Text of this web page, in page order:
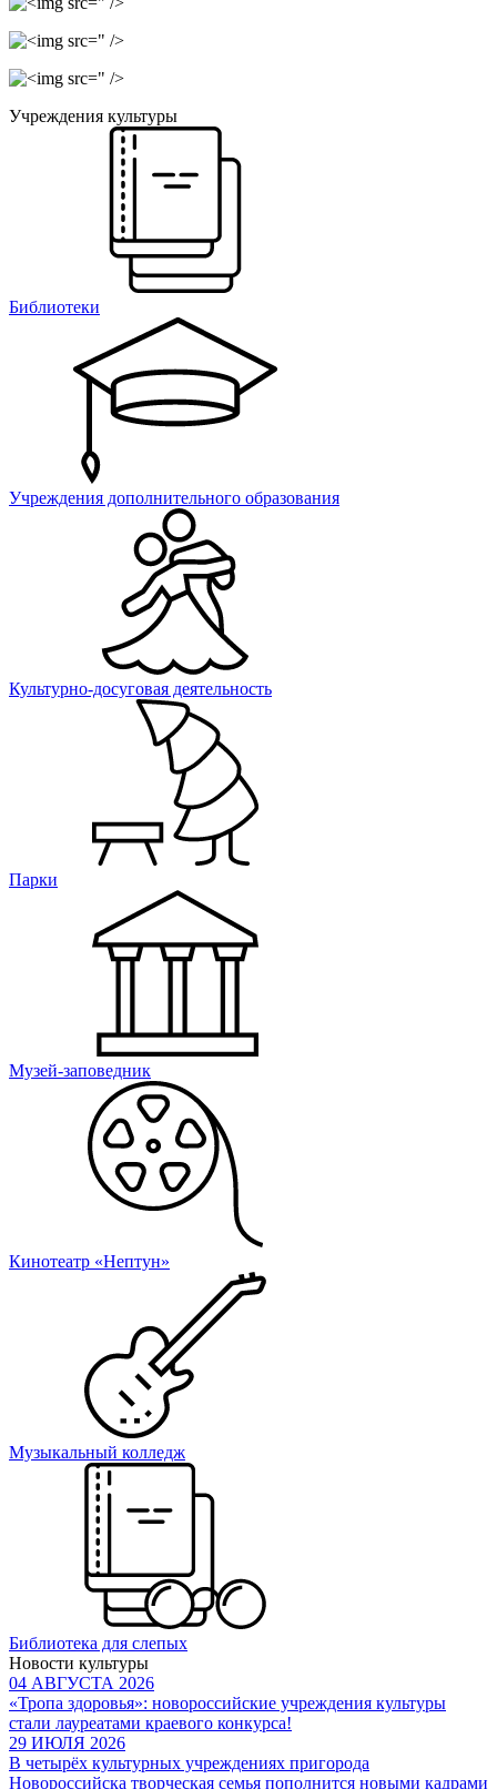
" />
" />
Учреждения культуры
Библиотеки
Учреждения дополнительного образования
Культурно-досуговая деятельность
Парки
Музей-заповедник
Кинотеатр «Нептун»
Музыкальный колледж
Библиотека для слепых
Новости культуры
04 АВГУСТА 2026
«Тропа здоровья»: новороссийские учреждения культуры
стали лауреатами краевого конкурса!
29 ИЮЛЯ 2026
В четырёх культурных учреждениях пригорода
Новороссийска творческая семья пополнится новыми кадрами